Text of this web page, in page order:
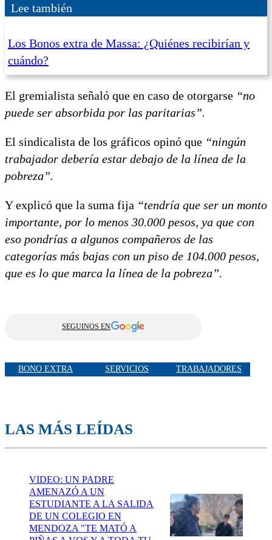
Lee también
Los Bonos extra de Massa: ¿Quiénes recibirían y
cuándo?
El gremialista señaló que en caso de otorgarse “no
puede ser absorbida por las paritarias”.
El sindicalista de los gráficos opinó que “ningún
trabajador debería estar debajo de la línea de la
pobreza”.
Y explicó que la suma fija “tendría que ser un monto
importante, por lo menos 30.000 pesos, ya que con
eso pondrías a algunos compañeros de las
categorías más bajas con un piso de 104.000 pesos,
que es lo que marca la línea de la pobreza”.
SEGUINOS EN
BONO EXTRA SERVICIOS TRABAJADORES
LAS MÁS LEÍDAS
VIDEO: UN PADRE
AMENAZÓ A UN
ESTUDIANTE A LA SALIDA
DE UN COLEGIO EN
MENDOZA "TE MATÓ A